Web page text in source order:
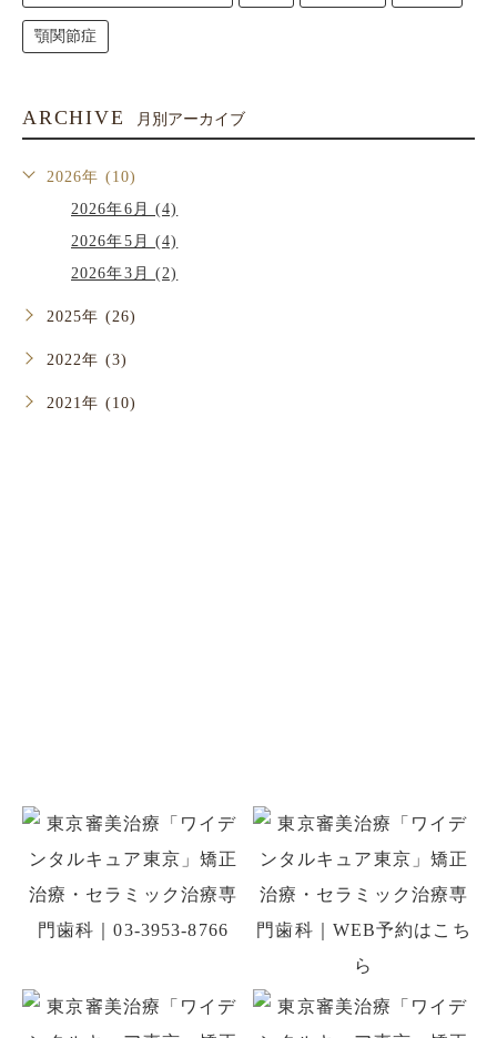
顎関節症
ARCHIVE 月別アーカイブ
2026年 (10)
2026年6月 (4)
2026年5月 (4)
2026年3月 (2)
2025年 (26)
2022年 (3)
2021年 (10)